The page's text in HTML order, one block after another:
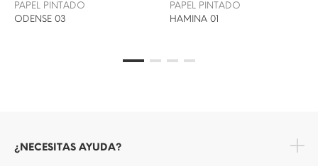
PAPEL PINTADO
ODENSE 03
PAPEL PINTADO
HAMINA 01
¿NECESITAS AYUDA?